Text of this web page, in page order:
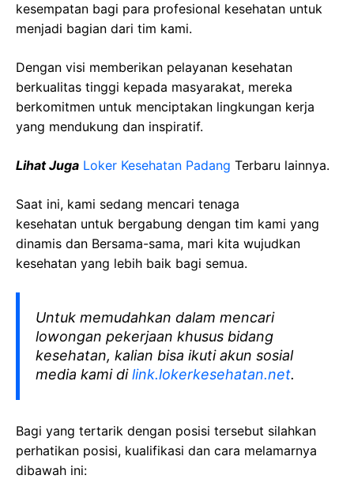
kesempatan bagi para profesional kesehatan untuk
menjadi bagian dari tim kami.
Dengan visi memberikan pelayanan kesehatan
berkualitas tinggi kepada masyarakat, mereka
berkomitmen untuk menciptakan lingkungan kerja
yang mendukung dan inspiratif.
Lihat Juga Loker Kesehatan Padang Terbaru lainnya.
Saat ini, kami sedang mencari tenaga
kesehatan untuk bergabung dengan tim kami yang
dinamis dan Bersama-sama, mari kita wujudkan
kesehatan yang lebih baik bagi semua.
Untuk memudahkan dalam mencari
lowongan pekerjaan khusus bidang
kesehatan, kalian bisa ikuti akun sosial
media kami dilink.lokerkesehatan.net.
Bagi yang tertarik dengan posisi tersebut silahkan
perhatikan posisi, kualifikasi dan cara melamarnya
dibawah ini: